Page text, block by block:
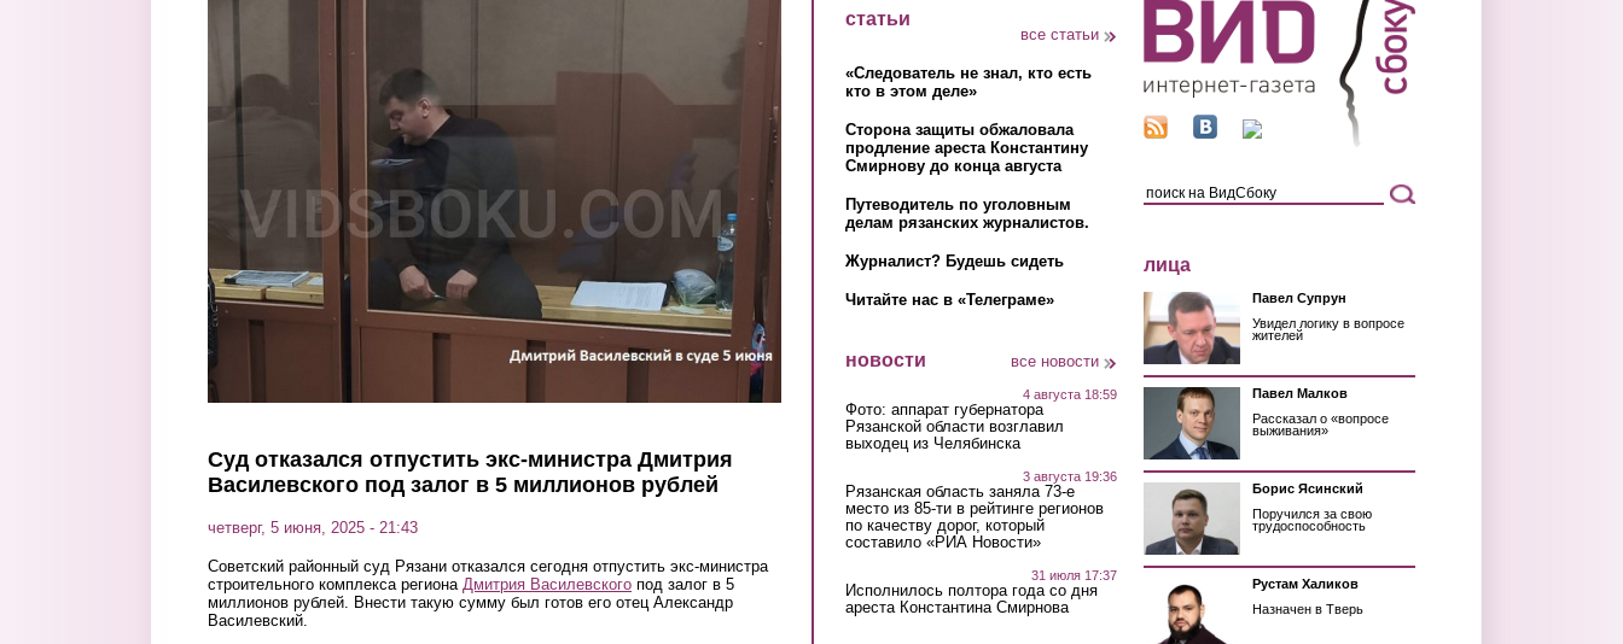
Суд отказался отпустить экс-министра Дмитрия
Василевского под залог в 5 миллионов рублей
четверг, 5 июня, 2025 - 21:43
Советский районный суд Рязани отказался сегодня отпустить экс-министра
строительного комплекса региона Дмитрия Василевского под залог в 5
миллионов рублей. Внести такую сумму был готов его отец Александр
Василевский.
статьи
все статьи
«Следователь не знал, кто есть
кто в этом деле»
Сторона защиты обжаловала
продление ареста Константину
Смирнову до конца августа
Путеводитель по уголовным
делам рязанских журналистов.
Журналист? Будешь сидеть
Читайте нас в «Телеграме»
новости все новости
4 августа 18:59
Фото: аппарат губернатора
Рязанской области возглавил
выходец из Челябинска
3 августа 19:36
Рязанская область заняла 73-е
место из 85-ти в рейтинге регионов
по качеству дорог, который
составило «РИА Новости»
31 июля 17:37
Исполнилось полтора года со дня
ареста Константина Смирнова
лица
Павел Супрун
Увидел логику в вопросе
жителей
Павел Малков
Рассказал о «вопросе
выживания»
Борис Ясинский
Поручился за свою
трудоспособность
Рустам Халиков
Назначен в Тверь